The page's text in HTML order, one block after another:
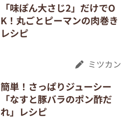
「味ぽん大さじ2」だけでO
K！丸ごとピーマンの肉巻き
レシピ
ミツカン
簡単！さっぱりジューシー
「なすと豚バラのポン酢だ
れ」レシピ